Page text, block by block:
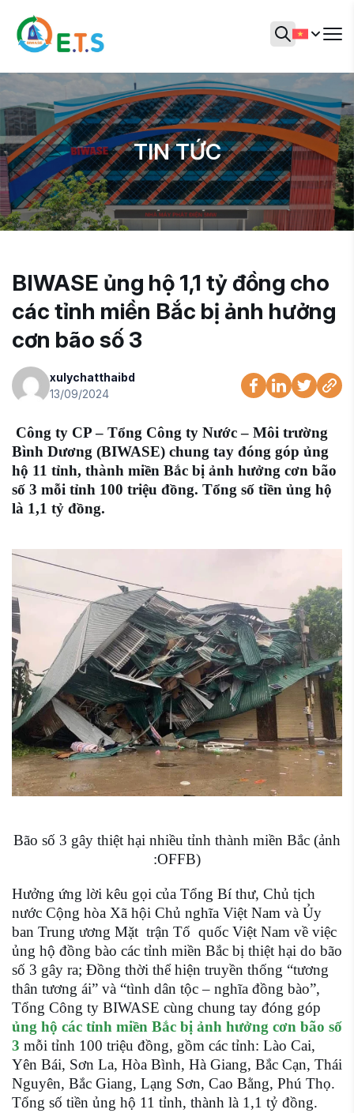
TIN TỨC
BIWASE ủng hộ 1,1 tỷ đồng cho
các tỉnh miền Bắc bị ảnh hưởng
cơn bão số 3
xulychatthaibd
13/09/2024
Công ty CP – Tổng Công ty Nước – Môi trường
Bình Dương (BIWASE) chung tay đóng góp ủng
hộ 11 tỉnh, thành miền Bắc bị ảnh hưởng cơn bão
số 3 mỗi tỉnh 100 triệu đồng. Tổng số tiền ủng hộ
là 1,1 tỷ đồng.
Bão số 3 gây thiệt hại nhiều tỉnh thành miền Bắc (ảnh
:OFFB)
Hưởng ứng lời kêu gọi của Tổng Bí thư, Chủ tịch
nước Cộng hòa Xã hội Chủ nghĩa Việt Nam và Ủy
ban Trung ương Mặt trận Tổ quốc Việt Nam về việc
ủng hộ đồng bào các tỉnh miền Bắc bị thiệt hại do bão
số 3 gây ra; Đồng thời thể hiện truyền thống “tương
thân tương ái” và “tình dân tộc – nghĩa đồng bào”,
Tổng Công ty BIWASE cùng chung tay đóng góp
ủng hộ các tỉnh miền Bắc bị ảnh hưởng cơn bão số
3 mỗi tỉnh 100 triệu đồng, gồm các tỉnh: Lào Cai,
Yên Bái, Sơn La, Hòa Bình, Hà Giang, Bắc Cạn, Thái
Nguyên, Bắc Giang, Lạng Sơn, Cao Bằng, Phú Thọ.
Tổng số tiền ủng hộ 11 tỉnh, thành là 1,1 tỷ đồng.